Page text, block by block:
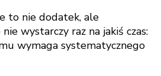
to nie dodatek, ale
wystarczy raz na jakiś czas:
wymaga systematycznego